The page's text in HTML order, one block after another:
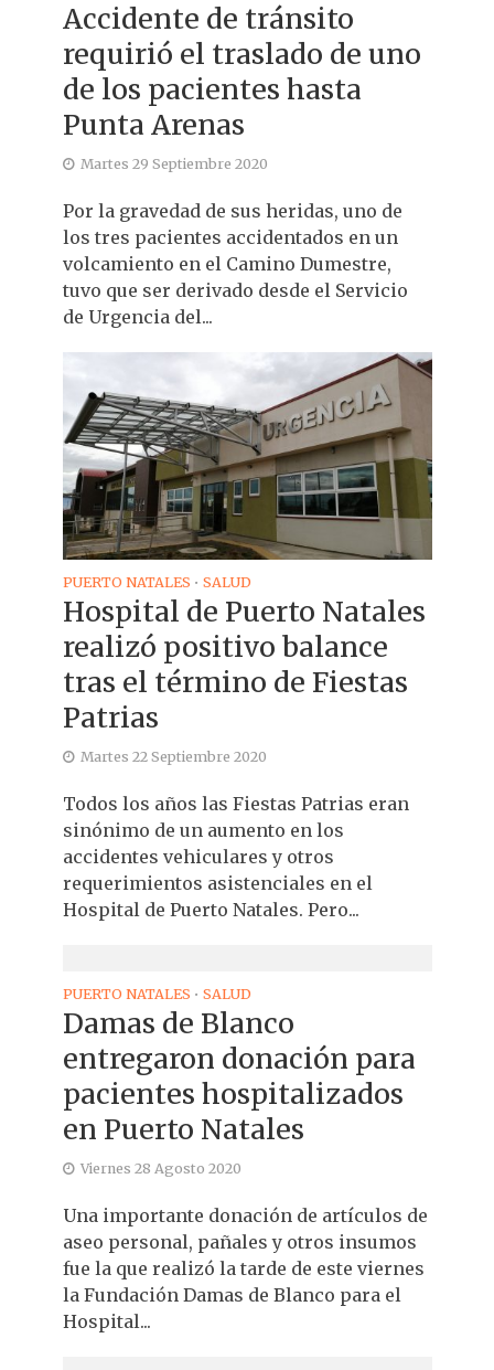
Accidente de tránsito
requirió el traslado de uno
de los pacientes hasta
Punta Arenas
Martes 29 Septiembre 2020
Por la gravedad de sus heridas, uno de
los tres pacientes accidentados en un
volcamiento en el Camino Dumestre,
tuvo que ser derivado desde el Servicio
de Urgencia del...
PUERTO NATALES • SALUD
Hospital de Puerto Natales
realizó positivo balance
tras el término de Fiestas
Patrias
Martes 22 Septiembre 2020
Todos los años las Fiestas Patrias eran
sinónimo de un aumento en los
accidentes vehiculares y otros
requerimientos asistenciales en el
Hospital de Puerto Natales. Pero...
PUERTO NATALES • SALUD
Damas de Blanco
entregaron donación para
pacientes hospitalizados
en Puerto Natales
Viernes 28 Agosto 2020
Una importante donación de artículos de
aseo personal, pañales y otros insumos
fue la que realizó la tarde de este viernes
la Fundación Damas de Blanco para el
Hospital...